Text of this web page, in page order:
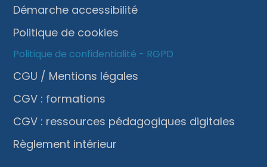
Démarche accessibilité
Politique de cookies
Politique de confidentialité - RGPD
CGU / Mentions légales
CGV : formations
CGV : ressources pédagogiques digitales
Règlement intérieur